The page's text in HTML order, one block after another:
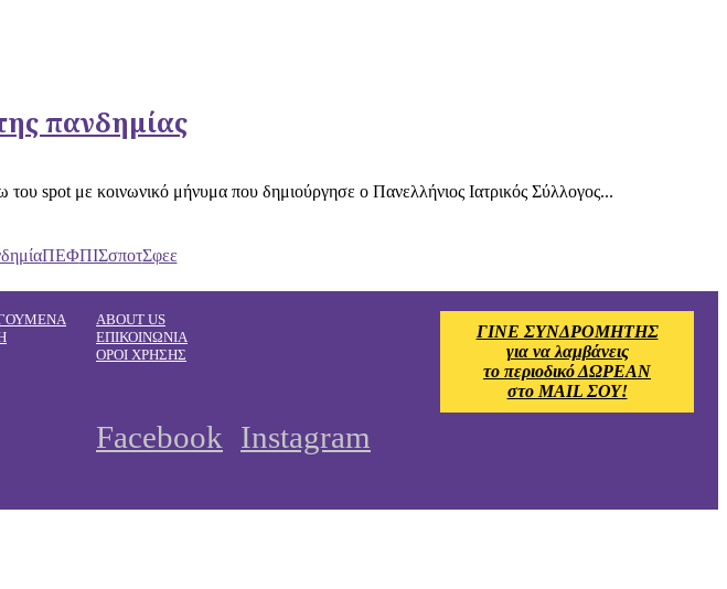
πανδημίας
spot με κοινωνικό μήνυμα που δημιούργησε ο Πανελλήνιος Ιατρικός Σύλλογος...
ΠΕΦΠΙΣσποτΣφεε
ABOUT US
ΕΠΙΚΟΙΝΩΝΙΑ
ΟΡΟΙ ΧΡΗΣΗΣ
Facebook Instagram
ΓΙΝΕ ΣΥΝΔΡΟΜΗΤΗΣ
για να λαμβάνεις
το περιοδικό ΔΩΡΕΑΝ
στο MAIL ΣΟΥ!